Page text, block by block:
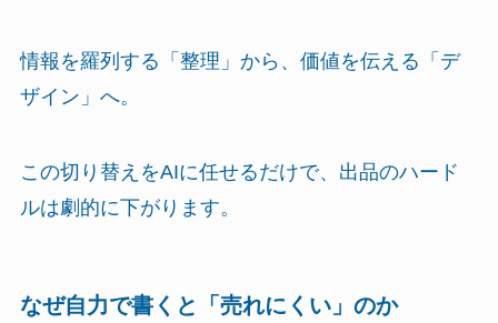
情報を羅列する「整理」から、価値を伝える「デ
ザイン」へ。
この切り替えをAIに任せるだけで、出品のハード
ルは劇的に下がります。
なぜ自力で書くと「売れにくい」のか